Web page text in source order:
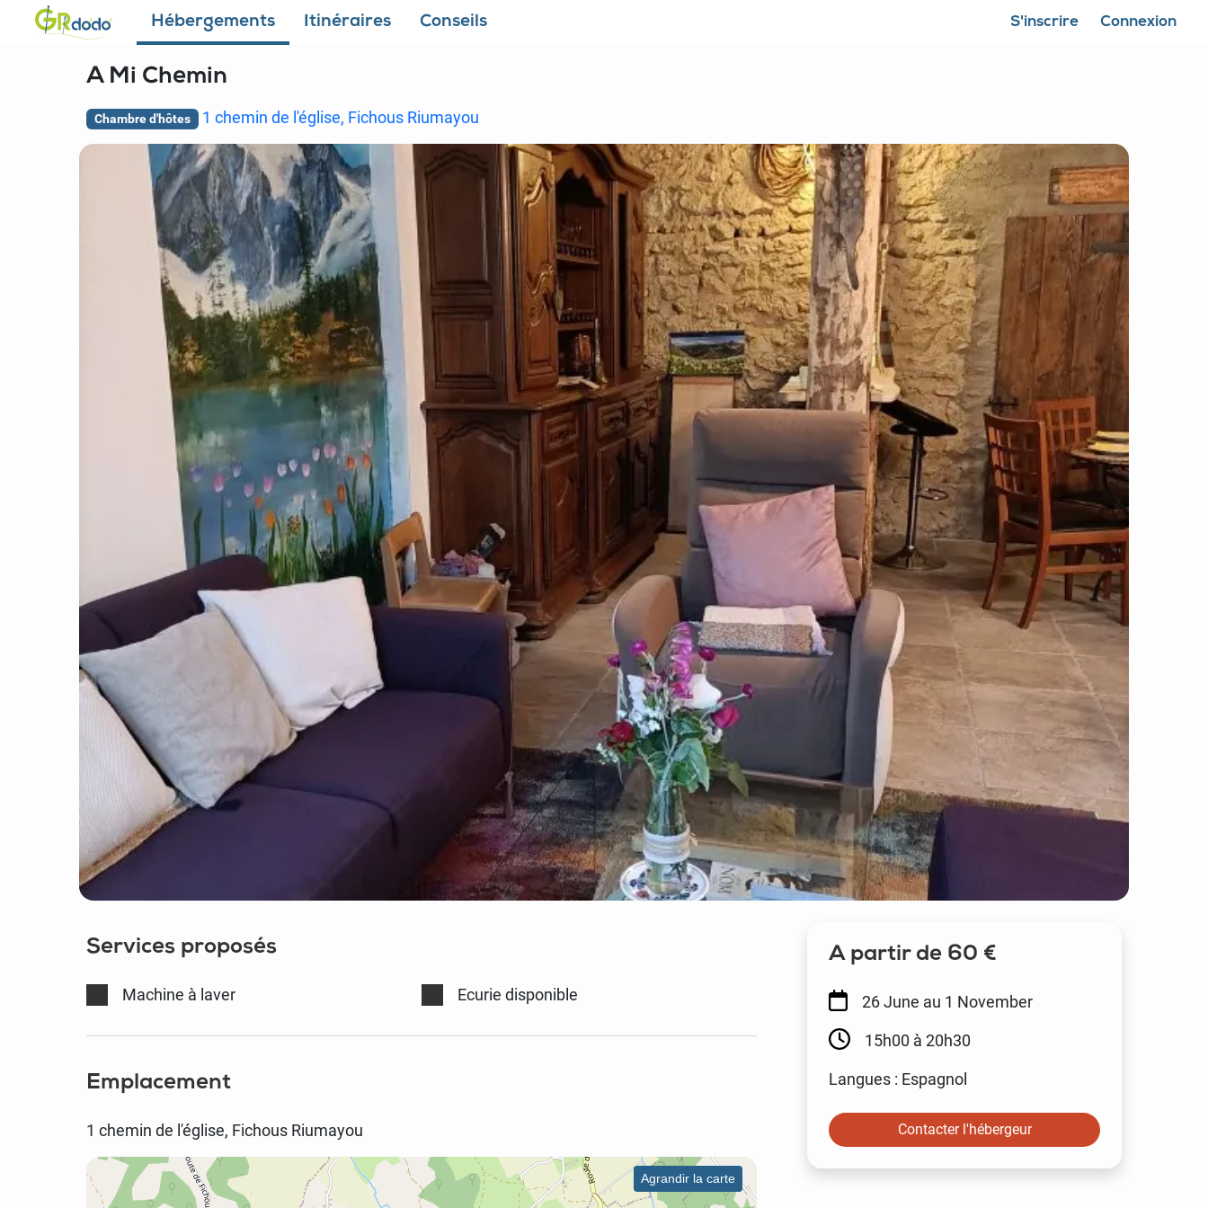
Hébergements Itinéraires Conseils S'inscrire Connexion
A Mi Chemin
Chambre d'hôtes 1 chemin de l'église, Fichous Riumayou
Services proposés
Machine à laver Ecurie disponible
Emplacement
1 chemin de l'église, Fichous Riumayou
Agrandir la carte
A partir de 60 €
26 June au 1 November
15h00 à 20h30
Langues : Espagnol
Contacter l'hébergeur